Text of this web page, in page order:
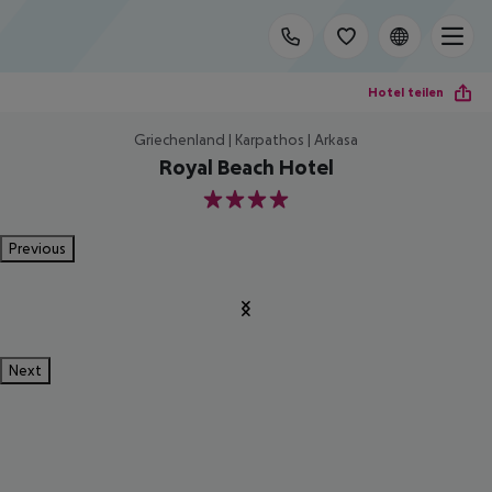
Hotel teilen
Griechenland | Karpathos | Arkasa
Royal Beach Hotel
4
Previous
Next